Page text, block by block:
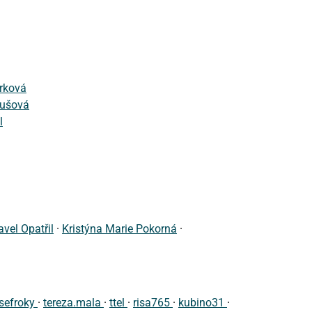
Opatřil · Kristýna Marie Pokorná ·
· tereza.mala · ttel · risa765 · kubino31 ·